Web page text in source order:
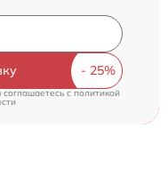
c политикой